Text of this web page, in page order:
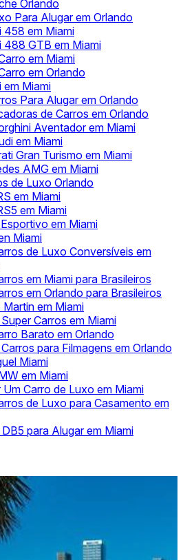
Orlando
Para Alugar em Orlando
458 em Miami
488 GTB em Miami
em Miami
em Orlando
em Miami
Para Alugar em Orlando
de Carros em Orlando
Aventador em Miami
em Miami
Gran Turismo em Miami
AMG em Miami
de Luxo Orlando
em Miami
em Miami
em Miami
Miami
de Luxo Conversíveis em
em Miami para Brasileiros
em Orlando para Brasileiros
em Miami
Carros em Miami
Barato em Orlando
para Filmagens em Orlando
Miami
em Miami
Carro de Luxo em Miami
de Luxo para Casamento em
para Alugar em Miami